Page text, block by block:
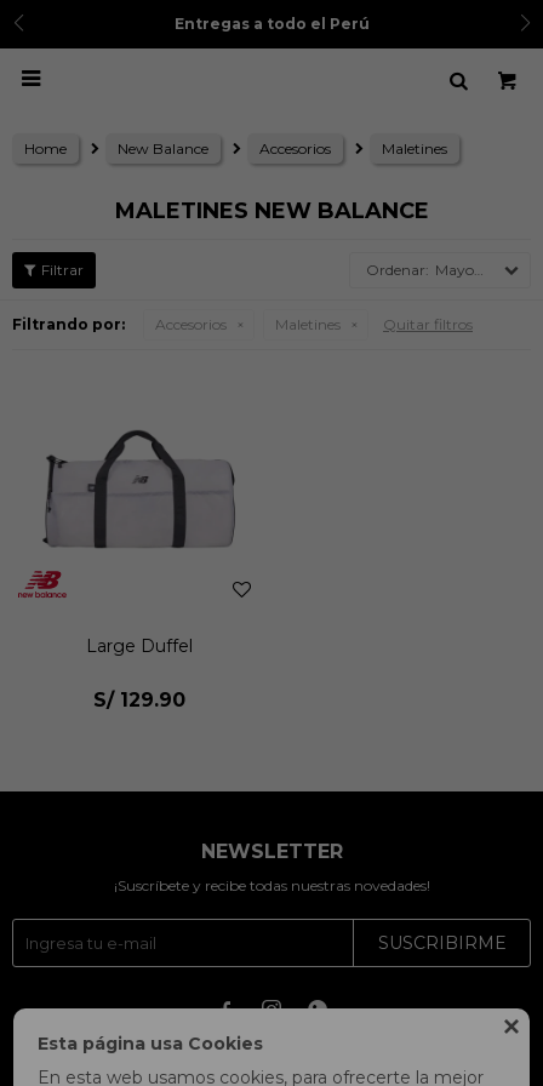

Esta página usa Cookies
En esta web usamos cookies, para ofrecerte la mejor
Entregas a todo el Perú

Home New Balance Accesorios Maletines
MALETINES NEW BALANCE
Mayor precio
Filtrando por: Accesorios Maletines Quitar filtros
Large Duffel
S/ 129.90
NEWSLETTER
¡Suscríbete y recibe todas nuestras novedades!
SUSCRIBIRME
  